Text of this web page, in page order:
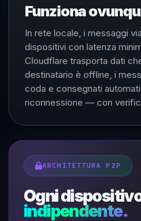
Funziona
In rete locale, i messaggi
dispositivi con latenza
Cloudflare trasporta dati
destinatario è offline, i
coda e consegnati
riconnessione — con
ARCHITETTURA P2P
Ogni
indipendente.